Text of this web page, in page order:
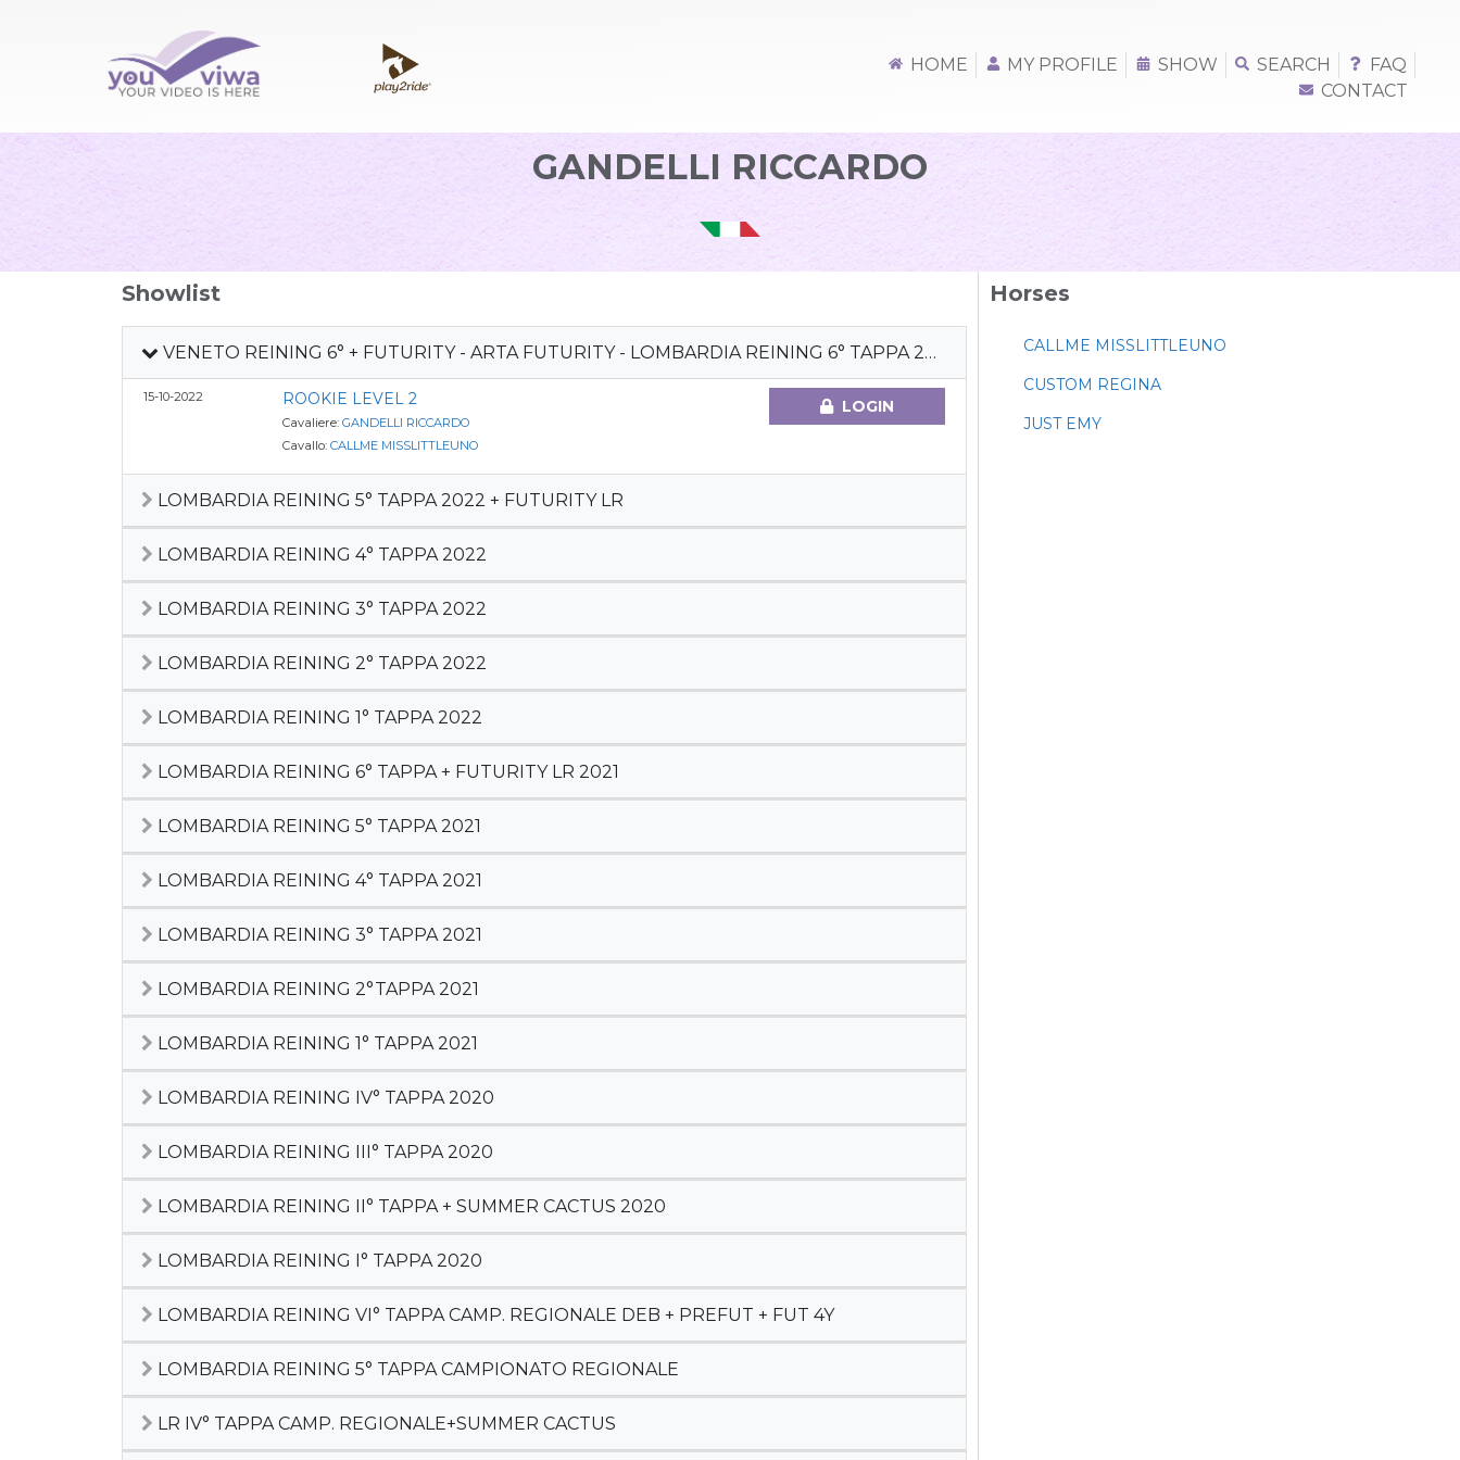
HOME MY PROFILE SHOW SEARCH
FAQ
CONTACT
GANDELLI RICCARDO
Showlist
VENETO REINING 6° + FUTURITY - ARTA FUTURITY - LOMBARDIA REINING 6° TAPPA 2022
15-10-2022 ROOKIE LEVEL 2
Cavaliere:GANDELLI RICCARDO
Cavallo:CALLME MISSLITTLEUNO
LOGIN
LOMBARDIA REINING 5° TAPPA 2022 + FUTURITY LR
LOMBARDIA REINING 4° TAPPA 2022
LOMBARDIA REINING 3° TAPPA 2022
LOMBARDIA REINING 2° TAPPA 2022
LOMBARDIA REINING 1° TAPPA 2022
LOMBARDIA REINING 6° TAPPA + FUTURITY LR 2021
LOMBARDIA REINING 5° TAPPA 2021
LOMBARDIA REINING 4° TAPPA 2021
LOMBARDIA REINING 3° TAPPA 2021
LOMBARDIA REINING 2°TAPPA 2021
LOMBARDIA REINING 1° TAPPA 2021
LOMBARDIA REINING IV° TAPPA 2020
LOMBARDIA REINING III° TAPPA 2020
LOMBARDIA REINING II° TAPPA + SUMMER CACTUS 2020
LOMBARDIA REINING I° TAPPA 2020
LOMBARDIA REINING VI° TAPPA CAMP. REGIONALE DEB + PREFUT + FUT 4Y
LOMBARDIA REINING 5° TAPPA CAMPIONATO REGIONALE
LR IV° TAPPA CAMP. REGIONALE+SUMMER CACTUS
Horses
CALLME MISSLITTLEUNO
CUSTOM REGINA
JUST EMY